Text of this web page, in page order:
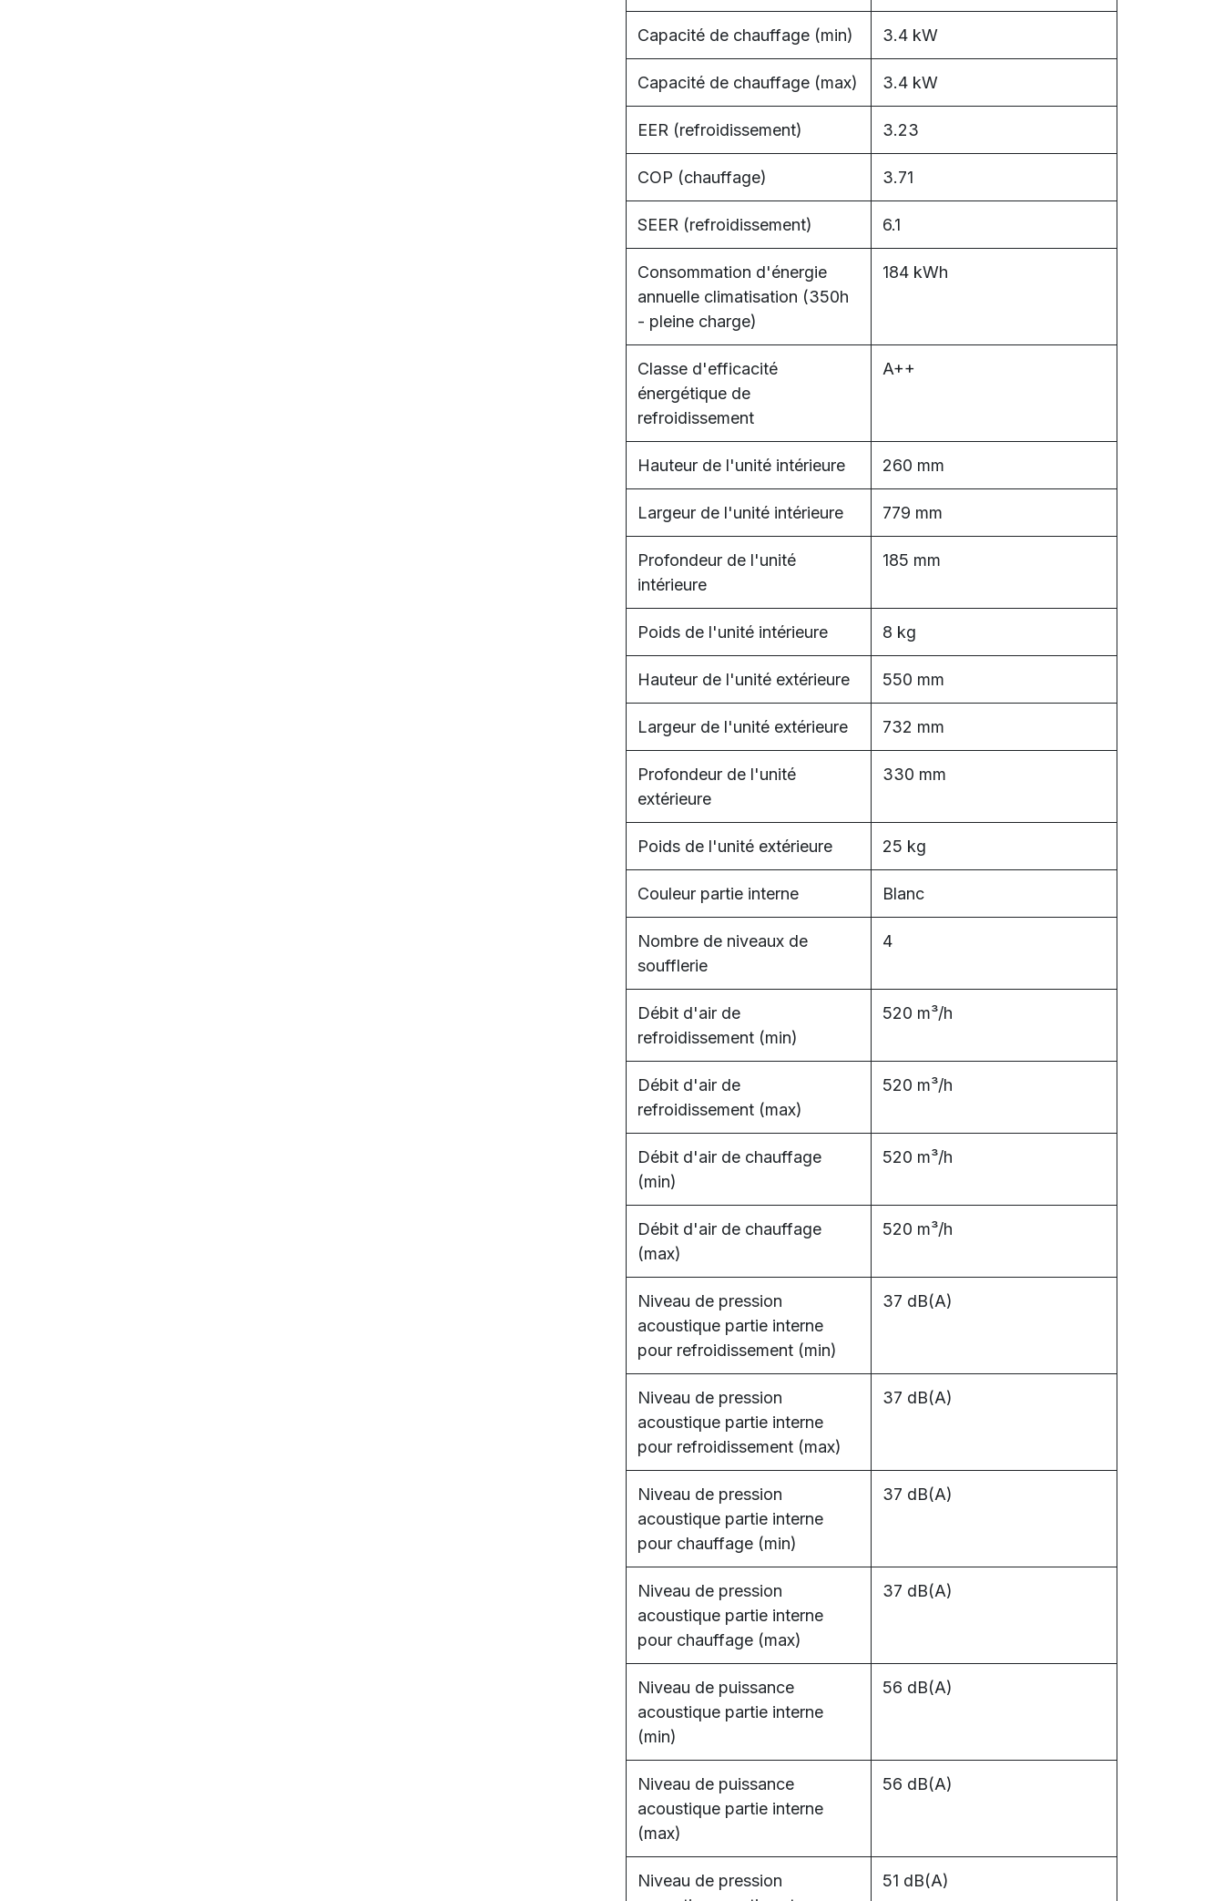
Capacité de chauffage (min) 3.4 kW
Capacité de chauffage (max) 3.4 kW
EER (refroidissement) 3.23
COP (chauffage) 3.71
SEER (refroidissement) 6.1
Consommation d'énergie
annuelle climatisation (350h
- pleine charge)
184 kWh
Classe d'efficacité
énergétique de
refroidissement
A++
Hauteur de l'unité intérieure 260 mm
Largeur de l'unité intérieure 779 mm
Profondeur de l'unité
intérieure
185 mm
Poids de l'unité intérieure 8 kg
Hauteur de l'unité extérieure 550 mm
Largeur de l'unité extérieure 732 mm
Profondeur de l'unité
extérieure
330 mm
Poids de l'unité extérieure 25 kg
Couleur partie interne Blanc
Nombre de niveaux de
soufflerie
4
Débit d'air de
refroidissement (min)
520 m³/h
Débit d'air de
refroidissement (max)
520 m³/h
Débit d'air de chauffage
(min)
520 m³/h
Débit d'air de chauffage
(max)
520 m³/h
Niveau de pression
acoustique partie interne
pour refroidissement (min)
37 dB(A)
Niveau de pression
acoustique partie interne
pour refroidissement (max)
37 dB(A)
Niveau de pression
acoustique partie interne
pour chauffage (min)
37 dB(A)
Niveau de pression
acoustique partie interne
pour chauffage (max)
37 dB(A)
Niveau de puissance
acoustique partie interne
(min)
56 dB(A)
Niveau de puissance
acoustique partie interne
(max)
56 dB(A)
Niveau de pression
51 dB(A)